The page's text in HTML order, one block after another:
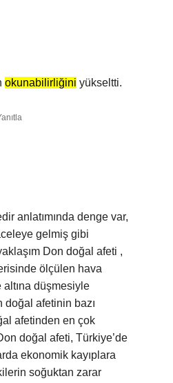
okunabilirliğini yükseltti.
anlatımında denge var,
gelmiş gibi
Don doğal afeti ,
ölçülen hava
altına düşmesiyle
doğal afetinin bazı
afetinden en çok
doğal afeti, Türkiye’de
ekonomik kayıplara
soğuktan zarar